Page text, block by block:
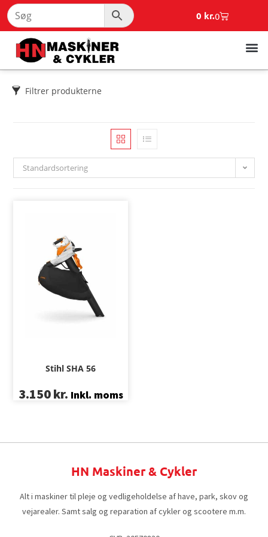
0 kr.0
Filtrer produkterne
Standardsortering
Stihl SHA 56
3.150kr. Inkl. moms
HN Maskiner & Cykler
Alt i maskiner til pleje og vedligeholdelse af have, park, skov og
vejarealer. Samt salg og reparation af cykler og scootere m.m.